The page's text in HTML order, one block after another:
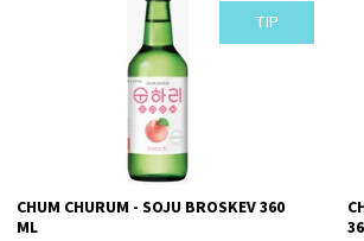
TIP
Země původu: Korea Alkohol: 12 % obj.
Skladem
CHUM CHURUM - SOJU BROSKEV 360
ML